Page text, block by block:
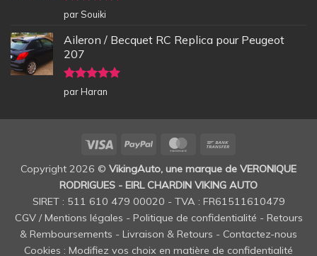
Note5sur
5
par Souiki
Aileron / Becquet RC Replica pour Peugeot
207
Note5sur
5
par Haran
Visa PayPal MasterCard
Copyright 2026 © VikingAuto, une marque de VERONIQUE
RODRIGUES - EIRL CHARDIN VIKING AUTO
SIRET : 511 610 479 00020 - TVA : FR61511610479
CGV / Mentions légales - Politique de confidentialité - Retours
& Remboursements - Livraison & Retours - Contactez-nous
Cookies : Modifiez vos choix en matière de confidentialité